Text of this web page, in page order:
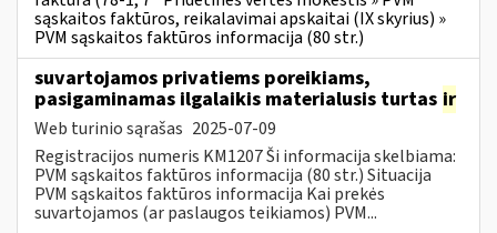
sąskaitos faktūros, reikalavimai apskaitai (IX skyrius) »
PVM sąskaitos faktūros informacija (80 str.)
suvartojamos privatiems poreikiams,
pasigaminamas ilgalaikis materialusis turtas ir
Web turinio sąrašas 2025-07-09
Registracijos numeris KM1207 Ši informacija skelbiama:
PVM sąskaitos faktūros informacija (80 str.) Situacija
PVM sąskaitos faktūros informacija Kai prekės
suvartojamos (ar paslaugos teikiamos) PVM...